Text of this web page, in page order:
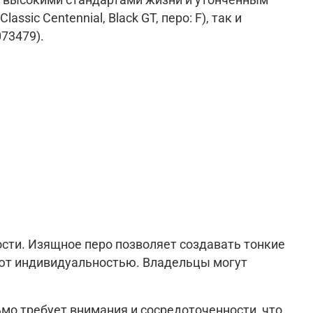
Centennial, Black GT, перо: F), так и
Изящное перо позволяет создавать тонкие
индивидуальностью. Владельцы могут